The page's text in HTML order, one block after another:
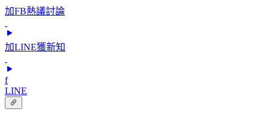
加FB熱議討論
加LINE獲新知
f
LINE